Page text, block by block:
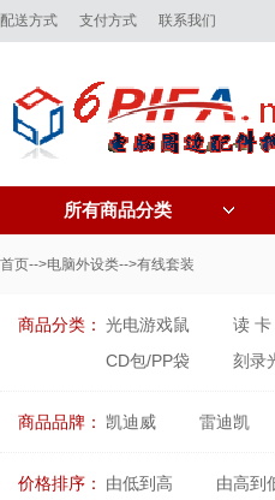
配送方式 支付方式 联系我们
所有商品分类
首页-->电脑外设类-->有线套装
商品分类： 光电游戏鼠 读 卡
CD包/PP袋
刻录
商品品牌： 凯迪威 雷迪凯
价格排序： 由低到高 由高到